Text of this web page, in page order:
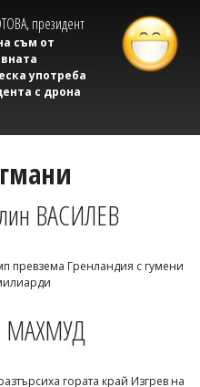
президент
съм от
употреба
с дрона
ВАСИЛЕВ
превзема Гренландия с гумени
МАХМУД
гората край Изгрев на